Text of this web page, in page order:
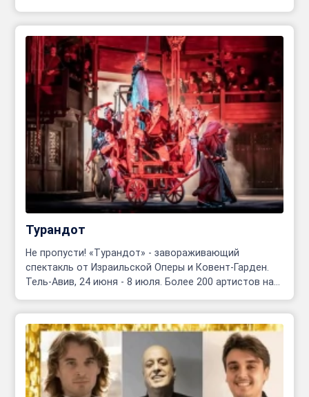
Турандот
Не пропусти! «Турандот» - завораживающий
спектакль от Израильской Оперы и Ковент-Гарден.
Тель-Авив, 24 июня - 8 июля. Более 200 артистов на